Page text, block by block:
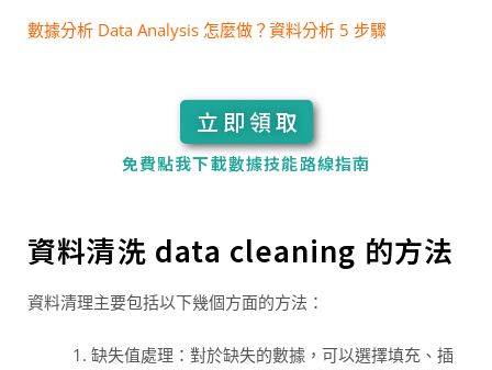
數據分析 Data Analysis 怎麼做？資料分析 5 步驟
立即領取
免費點我下載數據技能路線指南
資料清洗 data cleaning 的方法
資料清理主要包括以下幾個方面的方法：
缺失值處理：對於缺失的數據，可以選擇填充、插